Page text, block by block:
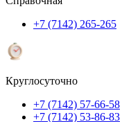
+7 (7142) 265-265
Круглосуточно
+7 (7142) 57-66-58
+7 (7142) 53-86-83